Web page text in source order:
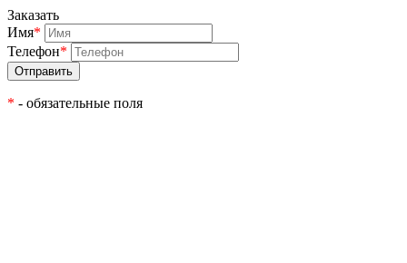
Заказать
Имя*
Телефон*
* - обязательные поля